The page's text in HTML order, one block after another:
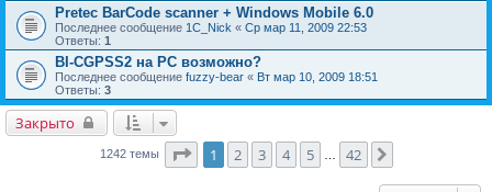
Pretec BarCode scanner + Windows Mobile 6.0
Последнее сообщение 1C_Nick « Ср мар 11, 2009 22:53
Ответы: 1
BI-CGPSS2 на PC возможно?
Последнее сообщение fuzzy-bear « Вт мар 10, 2009 18:51
Ответы: 3
Закрыто
1242 темы Страница1 из
1 2 3 4 5 42